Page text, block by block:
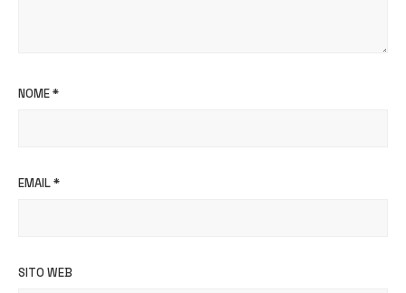
NOME*
EMAIL*
SITO WEB